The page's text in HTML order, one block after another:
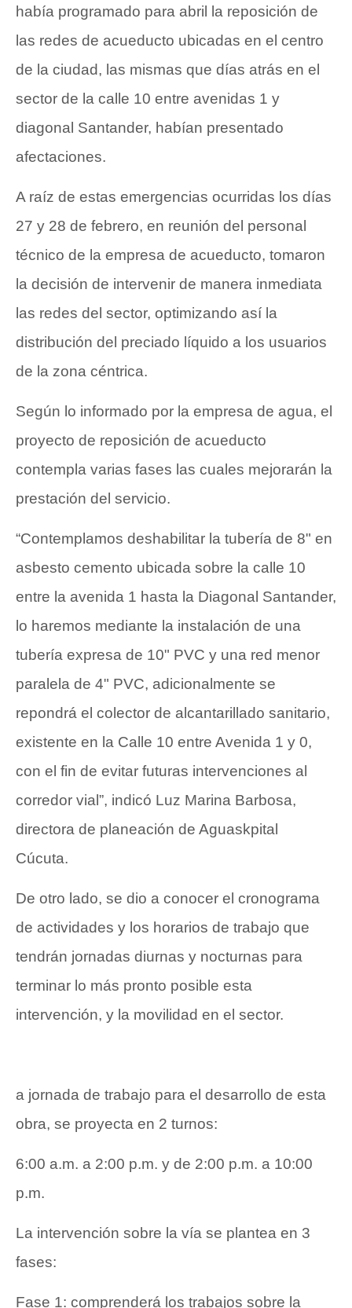
había programado para abril la reposición de
las redes de acueducto ubicadas en el centro
de la ciudad, las mismas que días atrás en el
sector de la calle 10 entre avenidas 1 y
diagonal Santander, habían presentado
afectaciones.
A raíz de estas emergencias ocurridas los días
27 y 28 de febrero, en reunión del personal
técnico de la empresa de acueducto, tomaron
la decisión de intervenir de manera inmediata
las redes del sector, optimizando así la
distribución del preciado líquido a los usuarios
de la zona céntrica.
Según lo informado por la empresa de agua, el
proyecto de reposición de acueducto
contempla varias fases las cuales mejorarán la
prestación del servicio.
“Contemplamos deshabilitar la tubería de 8" en
asbesto cemento ubicada sobre la calle 10
entre la avenida 1 hasta la Diagonal Santander,
lo haremos mediante la instalación de una
tubería expresa de 10" PVC y una red menor
paralela de 4" PVC, adicionalmente se
repondrá el colector de alcantarillado sanitario,
existente en la Calle 10 entre Avenida 1 y 0,
con el fin de evitar futuras intervenciones al
corredor vial”, indicó Luz Marina Barbosa,
directora de planeación de Aguaskpital
Cúcuta.
De otro lado, se dio a conocer el cronograma
de actividades y los horarios de trabajo que
tendrán jornadas diurnas y nocturnas para
terminar lo más pronto posible esta
intervención, y la movilidad en el sector.
a jornada de trabajo para el desarrollo de esta
obra, se proyecta en 2 turnos:
6:00 a.m. a 2:00 p.m. y de 2:00 p.m. a 10:00
p.m.
La intervención sobre la vía se plantea en 3
fases:
Fase 1: comprenderá los trabajos sobre la